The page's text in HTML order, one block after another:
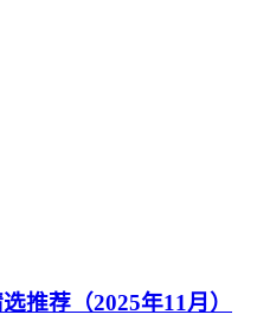
推荐（2025年11月）